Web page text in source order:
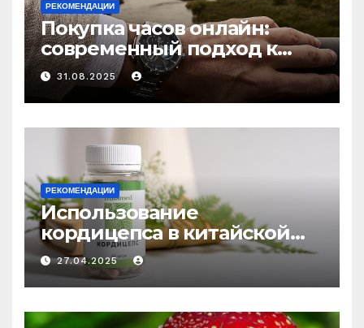
РЕКОМЕНДАЦИИ
Покупка часов онлайн:
современный подход к
выбору аксессуаров
31.08.2025
РЕКОМЕНДАЦИИ
Использование
кордицепса в китайской
медицине: природное
средство против усталости
и истощения
27.04.2025